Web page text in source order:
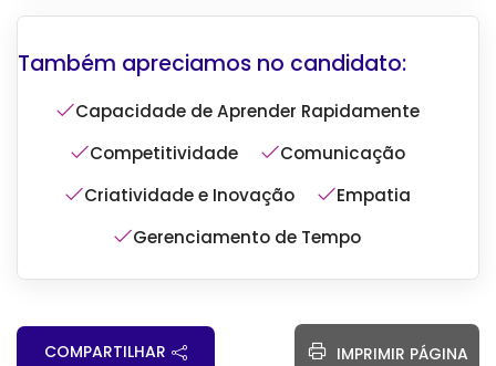
Capacidade de Aprender Rapidamente
Competitividade
Comunicação
Criatividade e Inovação
Empatia
Gerenciamento de Tempo
COMPARTILHAR IMPRIMIR PÁGINA